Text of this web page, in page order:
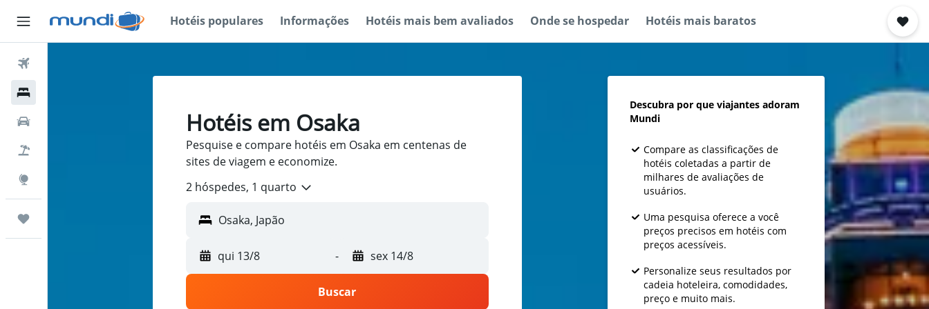
Hotéis populares Informações Hotéis mais bem avaliados Onde se hospedar Hotéis mais baratos
Hotéis em Osaka
Pesquise e compare hotéis em Osaka em centenas de
sites de viagem e economize.
2 hóspedes, 1 quarto
qui 13/8 - sex 14/8
Buscar
Descubra por que viajantes adoram
Mundi
Compare as classificações de
hotéis coletadas a partir de
milhares de avaliações de
usuários.
Uma pesquisa oferece a você
preços precisos em hotéis com
preços acessíveis.
Personalize seus resultados por
cadeia hoteleira, comodidades,
preço e muito mais.